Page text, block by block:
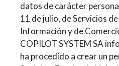
datos de carácter
11 de julio, de Servicios
Información y de
COPILOT SYSTEM SA
ha procedido a crear un